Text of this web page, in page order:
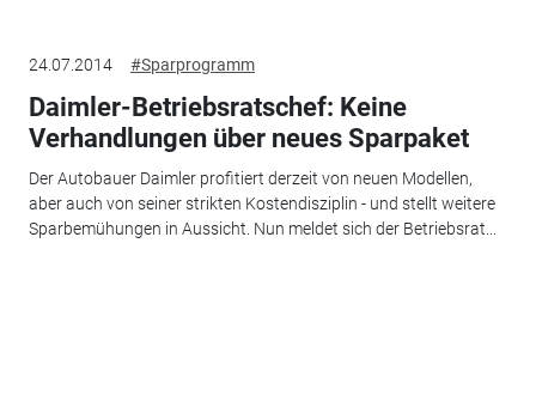
24.07.2014 #Sparprogramm
Daimler-Betriebsratschef: Keine
Verhandlungen über neues Sparpaket
Der Autobauer Daimler profitiert derzeit von neuen Modellen,
aber auch von seiner strikten Kostendisziplin - und stellt weitere
Sparbemühungen in Aussicht. Nun meldet sich der Betriebsrat...